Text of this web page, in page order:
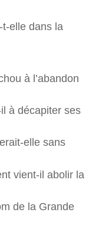
t-elle dans la
à l’abandon
à décapiter ses
elle sans
vient-il abolir la
de la Grande